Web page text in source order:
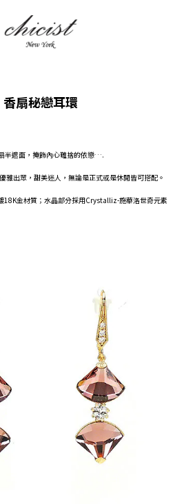
香扇秘戀耳環
半遮面，掩飾內心難捨的依戀….
雅出眾，甜美迷人，無論是正式或是休閒皆可搭配。
18K金材質；水晶部分採用Crystalliz-施華洛世奇元素